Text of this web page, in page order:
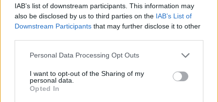
IAB’s list of downstream participants. This information may
also be disclosed by us to third parties on the IAB’s List of
Downstream Participants that may further disclose it to other
Personal Data Processing Opt Outs
I want to opt-out of the Sharing of my
personal data.
Opted In
GNR detém 15 pessoas e apreende droga e 9.513 euros no ZNA
Gathering em Montargil
A Guarda Nacional Republicana deteve 15 pessoas durante uma
27 Julho, 2026 - 10:38